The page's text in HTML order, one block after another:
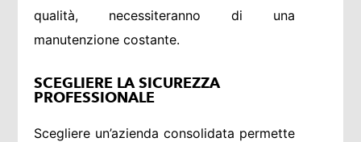
qualità, necessiteranno di una
manutenzione costante.
SCEGLIERE LA SICUREZZA
PROFESSIONALE
Scegliere un’azienda consolidata permette